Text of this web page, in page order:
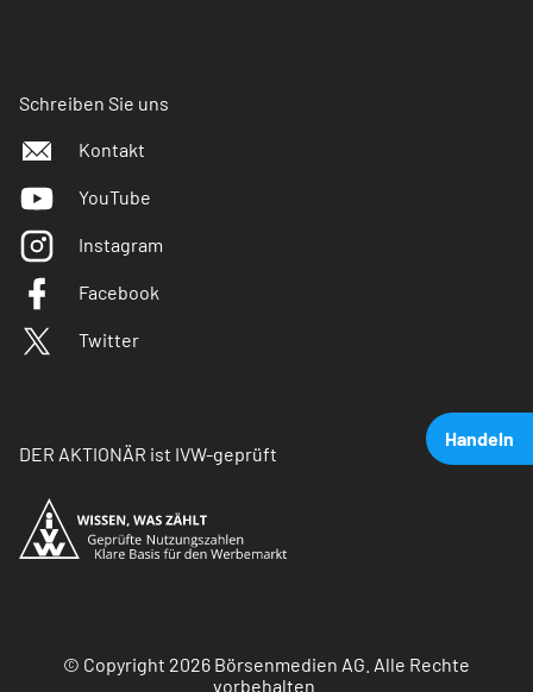
Handeln
Schreiben Sie uns
Kontakt
YouTube
Instagram
Facebook
Twitter
DER AKTIONÄR ist IVW-geprüft
© Copyright 2026 Börsenmedien AG. Alle Rechte
vorbehalten.